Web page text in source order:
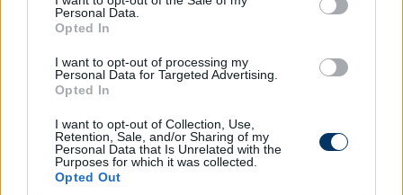
Personal Data.
Opted In
I want to opt-out of processing my
Personal Data for Targeted Advertising.
Opted In
I want to opt-out of Collection, Use,
Retention, Sale, and/or Sharing of my
Personal Data that Is Unrelated with the
Purposes for which it was collected.
Opted Out
Itt állíthatod be, hogy a Csakfoci az elsők
között legyen a Google-találatokban